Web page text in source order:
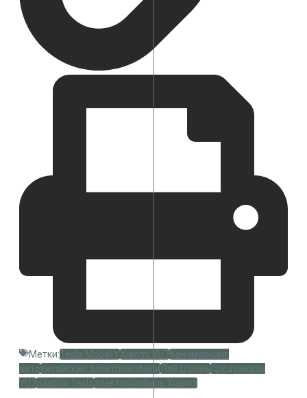
Метки:Tesla Model YXiaomi YU7бенчмаркинг
автокитайские электромобилиЛэй Цзюньпредзаказы
YU7разбор Teslaэлектромобиль Xiaomi